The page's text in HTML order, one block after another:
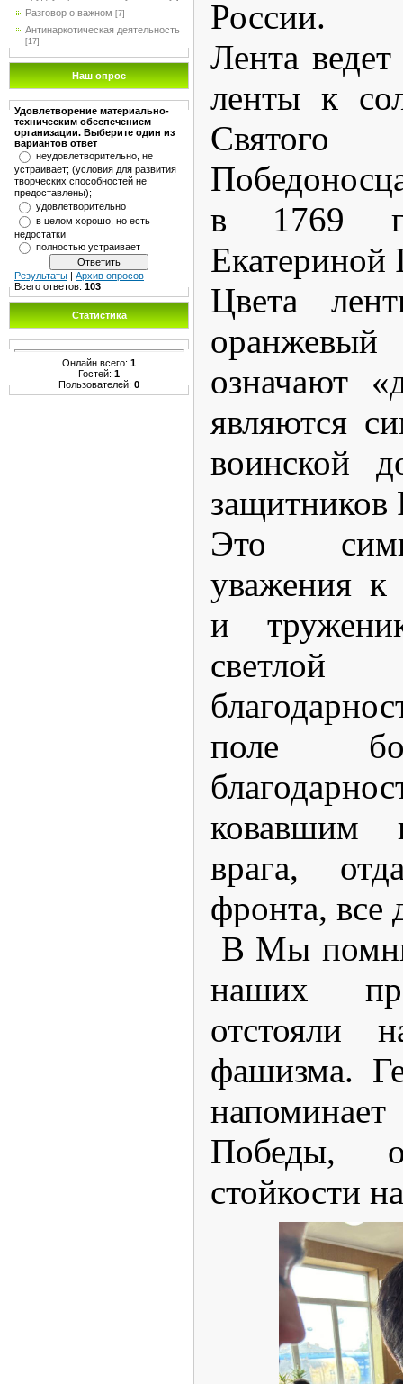
Разговор о важном [7]
Антинаркотическая деятельность
[17]
Наш опрос
Удовлетворение материально-
техническим обеспечением
организации. Выберите один из
вариантов ответ
неудовлетворительно, не
устраивает; (условия для развития
творческих способностей не
предоставлены);
удовлетворительно
в целом хорошо, но есть
недостатки
полностью устраивает
Результаты | Архив опросов
Всего ответов: 103
Статистика
Онлайн всего: 1
Гостей: 1
Пользователей: 0
России.
Лента
ленты к
в 1769 г.
Екатериной
Цвета
означают
являются
воинской
защитников
Это
уважения к
и
поле
ковавшим
врага,
фронта, все
В Мы
наших
отстояли
фашизма.
Победы,
стойкости